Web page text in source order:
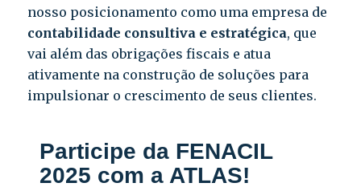
nosso posicionamento como uma empresa de
contabilidade consultiva e estratégica, que
vai além das obrigações fiscais e atua
ativamente na construção de soluções para
impulsionar o crescimento de seus clientes.
Participe da FENACIL
2025 com a ATLAS!